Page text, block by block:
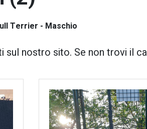
Terrier - Maschio
sul nostro sito. Se non trovi il